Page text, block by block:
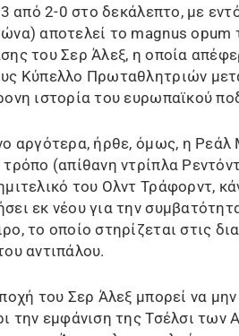
από 2-0 στο δεκάλεπτο, με
αποτελεί το magnus opum
του Σερ Άλεξ, η οποία
Κύπελλο Πρωταθλητριών
ιστορία του ευρωπαϊκού
αργότερα, ήρθε, όμως, η Ρεάλ
(απίθανη ντρίπλα
του Ολντ Τράφορντ,
εκ νέου για την
το οποίο στηρίζεται στις
αντιπάλου.
του Σερ Άλεξ μπορεί να
την εμφάνιση της Τσέλσι των